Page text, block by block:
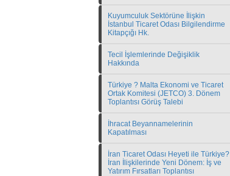
Kuyumculuk Sektörüne İlişkin
İstanbul Ticaret Odası Bilgilendirme
Kitapçığı Hk.
Tecil İşlemlerinde Değişiklik
Hakkında
Türkiye ? Malta Ekonomi ve Ticaret
Ortak Komitesi (JETCO) 3. Dönem
Toplantısı Görüş Talebi
İhracat Beyannamelerinin
Kapatılması
İran Ticaret Odası Heyeti ile Türkiye?
İran İlişkilerinde Yeni Dönem: İş ve
Yatırım Fırsatları Toplantısı